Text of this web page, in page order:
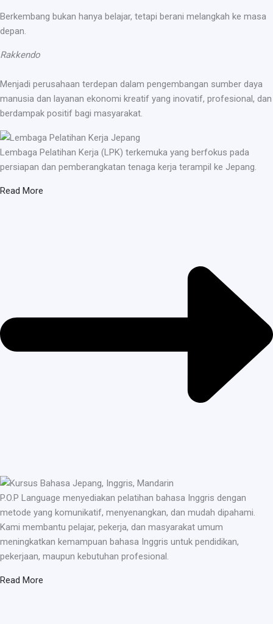
Berkembang bukan hanya belajar, tetapi berani melangkah ke masa
depan.
Rakkendo
Menjadi perusahaan terdepan dalam pengembangan sumber daya
manusia dan layanan ekonomi kreatif yang inovatif, profesional, dan
berdampak positif bagi masyarakat.
Lembaga Pelatihan Kerja (LPK) terkemuka yang berfokus pada
persiapan dan pemberangkatan tenaga kerja terampil ke Jepang.
Read More
P.O.P Language menyediakan pelatihan bahasa Inggris dengan
metode yang komunikatif, menyenangkan, dan mudah dipahami.
Kami membantu pelajar, pekerja, dan masyarakat umum
meningkatkan kemampuan bahasa Inggris untuk pendidikan,
pekerjaan, maupun kebutuhan profesional.
Read More